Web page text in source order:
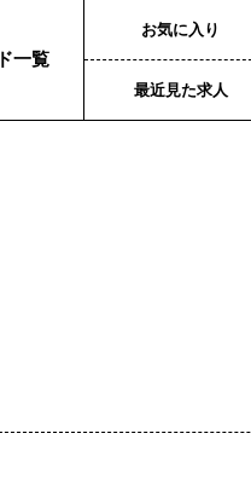
一覧
お気に入り
最近見た求人